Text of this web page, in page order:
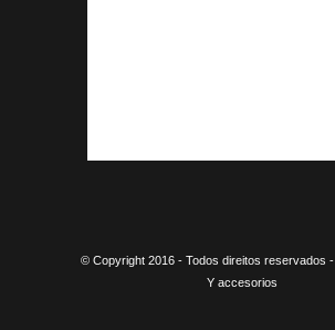
© Copyright 2016 - Todos direitos reservados
Y accesorios